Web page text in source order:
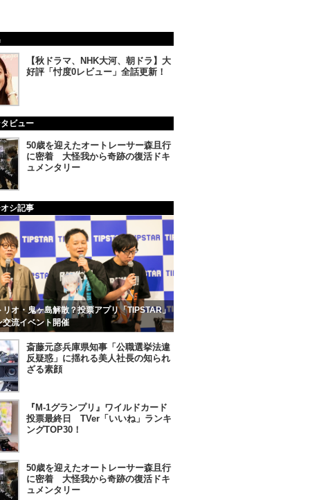
【秋ドラマ、NHK大河、朝ドラ】大
好評「忖度0レビュー」全話更新！
ビュー
50歳を迎えたオートレーサー森且行
に密着 大怪我から奇跡の復活ドキ
ュメンタリー
シ記事
リオ・鬼ヶ島解散？投票アプリ「TIPSTAR」
交流イベント開催
斎藤元彦兵庫県知事「公職選挙法違
反疑惑」に揺れる美人社長の知られ
ざる素顔
『M-1グランプリ』ワイルドカード
投票最終日 TVer「いいね」ランキ
ングTOP30！
50歳を迎えたオートレーサー森且行
に密着 大怪我から奇跡の復活ドキ
ュメンタリー